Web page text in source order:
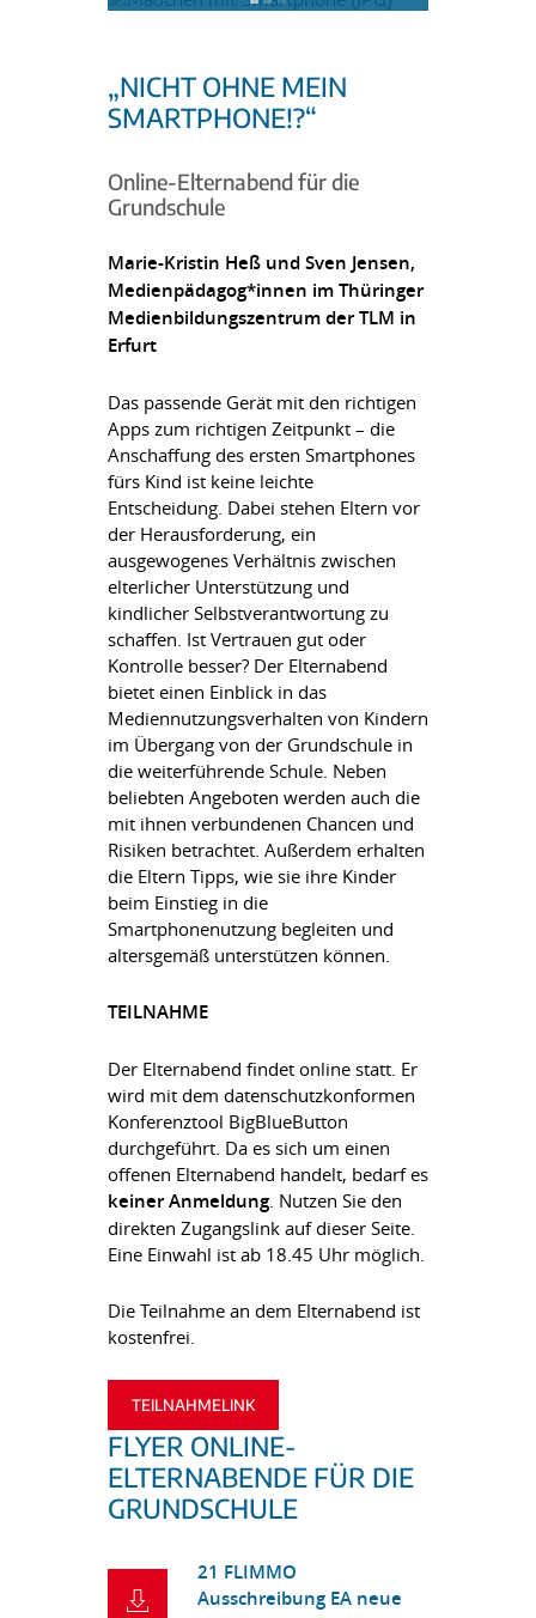
„NICHT OHNE MEIN
SMARTPHONE!?“
Online-Elternabend für die
Grundschule
Marie-Kristin Heß und Sven Jensen,
Medienpädagog*innen im Thüringer
Medienbildungszentrum der TLM in
Erfurt
Das passende Gerät mit den richtigen
Apps zum richtigen Zeitpunkt – die
Anschaffung des ersten Smartphones
fürs Kind ist keine leichte
Entscheidung. Dabei stehen Eltern vor
der Herausforderung, ein
ausgewogenes Verhältnis zwischen
elterlicher Unterstützung und
kindlicher Selbstverantwortung zu
schaffen. Ist Vertrauen gut oder
Kontrolle besser? Der Elternabend
bietet einen Einblick in das
Mediennutzungsverhalten von Kindern
im Übergang von der Grundschule in
die weiterführende Schule. Neben
beliebten Angeboten werden auch die
mit ihnen verbundenen Chancen und
Risiken betrachtet. Außerdem erhalten
die Eltern Tipps, wie sie ihre Kinder
beim Einstieg in die
Smartphonenutzung begleiten und
altersgemäß unterstützen können.
TEILNAHME
Der Elternabend findet online statt. Er
wird mit dem datenschutzkonformen
Konferenztool BigBlueButton
durchgeführt. Da es sich um einen
offenen Elternabend handelt, bedarf es
keiner Anmeldung. Nutzen Sie den
direkten Zugangslink auf dieser Seite.
Eine Einwahl ist ab 18.45 Uhr möglich.
Die Teilnahme an dem Elternabend ist
kostenfrei.
TEILNAHMELINK
FLYER ONLINE-
ELTERNABENDE FÜR DIE
GRUNDSCHULE
21 FLIMMO
Ausschreibung EA neue